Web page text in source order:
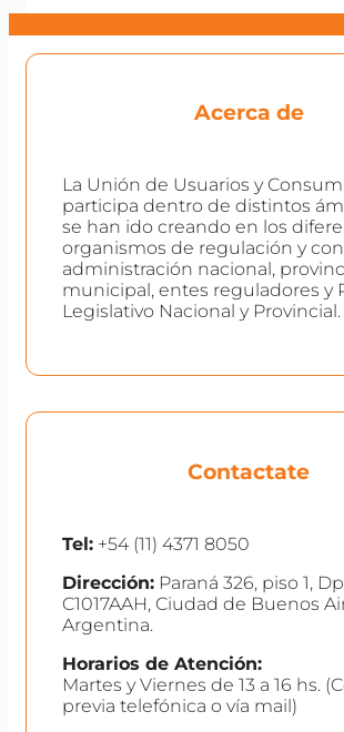
Acerca de
La Unión de Usuarios y
participa dentro de distintos
se han ido creando en los
organismos de regulación y
administración nacional,
municipal, entes reguladores y
Legislativo Nacional y Provincial.
Contactate
Tel: +54 (11) 4371 8050
Dirección: Paraná 326, piso 1,
C1017AAH, Ciudad de Buenos
Argentina.
Horarios de Atención:
Martes y Viernes de 13 a 16 hs.
previa telefónica o vía mail)